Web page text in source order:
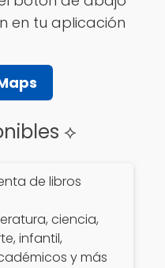
en tu aplicación
⟡
de libros
ciencia,
infantil,
y más